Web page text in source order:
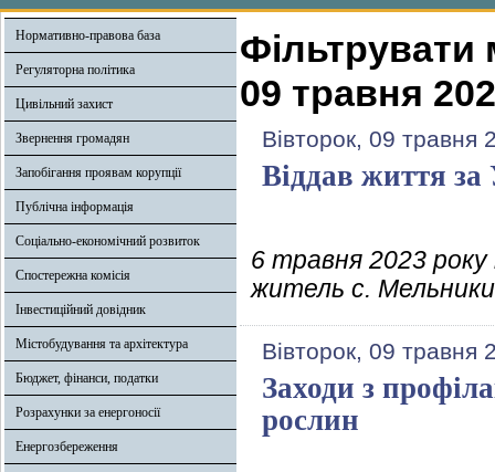
Нормативно-правова база
Регуляторна політика
Цивільний захист
Звернення громадян
Запобігання проявам корупції
Публічна інформація
Соціально-економічний розвиток
Спостережна комісія
Інвестиційний довідник
Містобудування та архітектура
Бюджет, фінанси, податки
Розрахунки за енергоносії
Енергозбереження
Фільтрувати
09 травня
Вівторок, 09 травня
Віддав життя
6 травня 2023 року
житель с.
Вівторок, 09 травня
Заходи з
рослин